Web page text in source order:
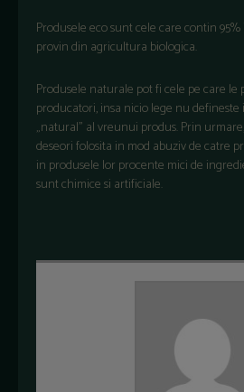
Produsele eco sunt cele care contin
provin din agricultura biologica.
Produsele naturale pot fi cele pe care
producatori, insa nicio lege nu
„natural” al vreunui produs. Prin
deseori folosita in mod abuziv de catre
in produsele lor procente mici de
sunt chimice si artificiale.